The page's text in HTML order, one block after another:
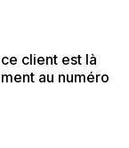
client est là
au numéro